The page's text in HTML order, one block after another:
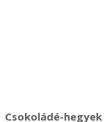
Csokoládé-hegyek